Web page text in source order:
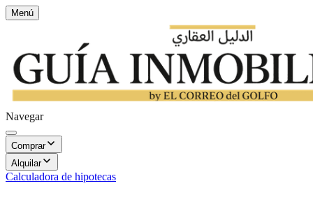
Menú
Navegar
Comprar
Alquilar
Calculadora de hipotecas